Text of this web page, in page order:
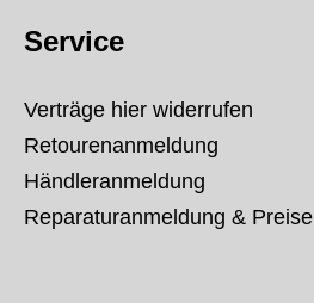
Service
Verträge hier widerrufen
Retourenanmeldung
Händleranmeldung
Reparaturanmeldung & Preise